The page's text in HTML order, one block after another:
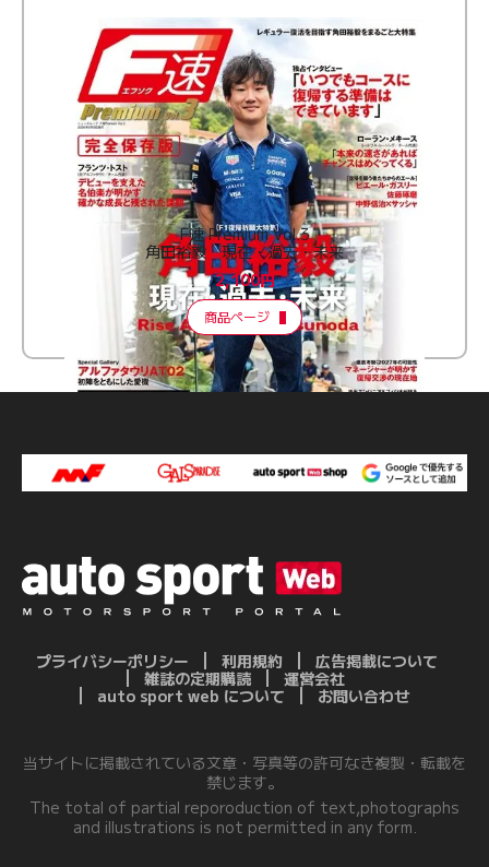
F速 Premium Vol.3
角田裕毅 現在・過去・未来
2,100円
商品ページ
プライバシーポリシー 利用規約
広告掲載について
雑誌の定期購読
運営会社
auto sport web について
お問い合わせ
当サイトに掲載されている文章・写真等の許可なき複製・転載を
禁じます。
The total of partial reporoduction of text,photographs
and illustrations is not permitted in any form.